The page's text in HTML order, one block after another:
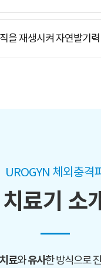
을 재생시켜 자연발기
UROGYN 체외충격
치료기 소
료와유사한 방식으로